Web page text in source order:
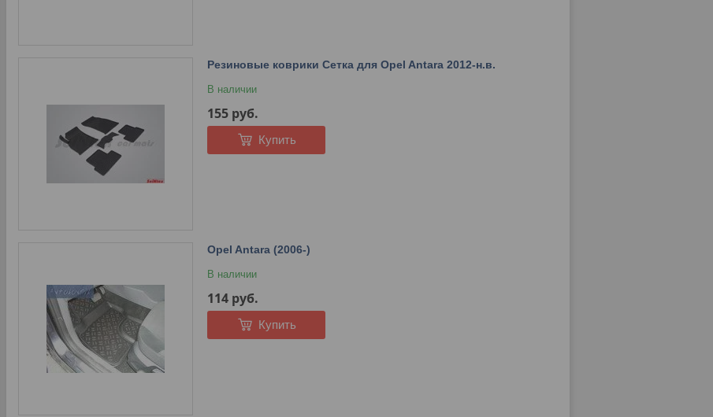
Резиновые коврики Сетка для Opel Antara 2012-н.в.
В наличии
155 руб.
Купить
Opel Antara (2006-)
В наличии
114 руб.
Купить